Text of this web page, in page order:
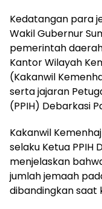
Kedatangan para
Wakil Gubernur
pemerintah
Kantor Wilayah
(Kakanwil
serta jajaran
(PPIH) Debarkasi
Kakanwil
selaku Ketua PPIH
menjelaskan
jumlah jemaah
dibandingkan saat